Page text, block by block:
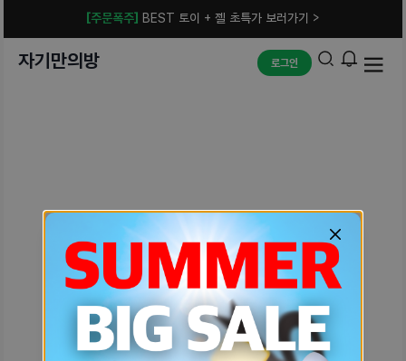
[주문폭주] BEST 토이 + 젤 초특가 보러가기 >
자기만의방 로그인
예상치 못한 에러입니다.